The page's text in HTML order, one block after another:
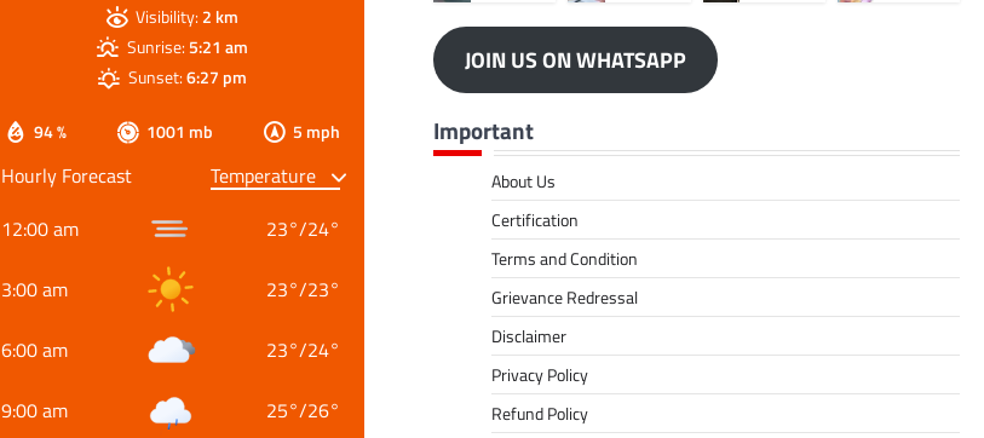
94 % 1001 mb 5 mph
Visibility:2 km
Sunrise:5:21 am
Sunset:6:27 pm
Hourly Forecast
12:00 am
23°/24°
3:00 am 23°/23°
6:00 am 23°/24°
9:00 am 25°/26°
JOIN US ON WHATSAPP
Important
About Us
Certification
Terms and Condition
Grievance Redressal
Disclaimer
Privacy Policy
Refund Policy